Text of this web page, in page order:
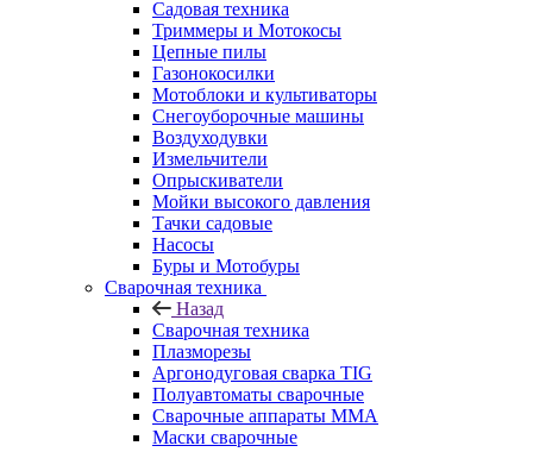
Садовая техника
Триммеры и Мотокосы
Цепные пилы
Газонокосилки
Мотоблоки и культиваторы
Снегоуборочные машины
Воздуходувки
Измельчители
Опрыскиватели
Мойки высокого давления
Тачки садовые
Насосы
Буры и Мотобуры
Сварочная техника
Назад
Сварочная техника
Плазморезы
Аргонодуговая сварка TIG
Полуавтоматы сварочные
Сварочные аппараты ММА
Маски сварочные